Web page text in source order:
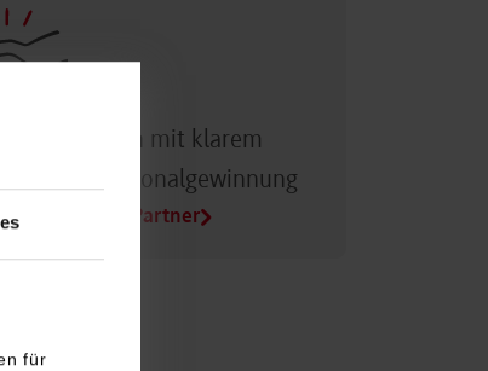
für
Partner sein mit klarem
bei der Personalgewinnung
für Duale Partner